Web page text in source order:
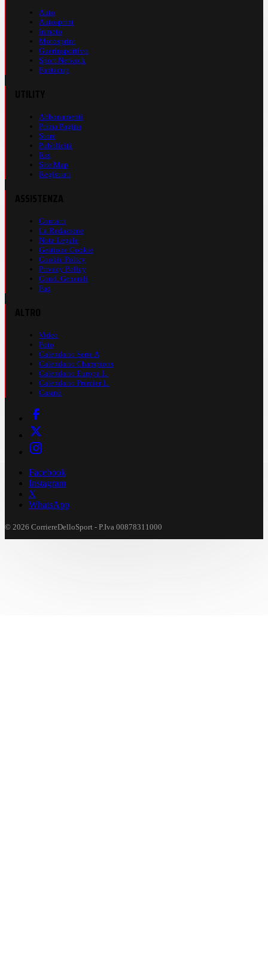
Auto
Autosprint
Inmoto
Motosprint
Guerinsportivo
Sport Network
Fantacup
Abbonamenti
Prima Pagina
Store
Pubblicità
Rss
Site Map
Registrati
Contatti
La Redazione
Nota Legale
Gestione Cookie
Cookie Policy
Privacy Policy
Cond. Generali
Faq
Video
Foto
Calendario Serie A
Calendario Champions
Calendario Europa L.
Calendario Premier L.
Casinò
Facebook
Instagram
X
WhatsApp
© 2026 CorriereDelloSport - P.Iva 00878311000